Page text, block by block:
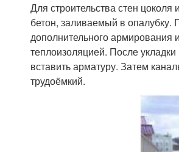
Для строительства стен
бетон, заливаемый в опалубку.
дополнительного армирования
теплоизоляцией. После
вставить арматуру. Затем
трудоёмкий.